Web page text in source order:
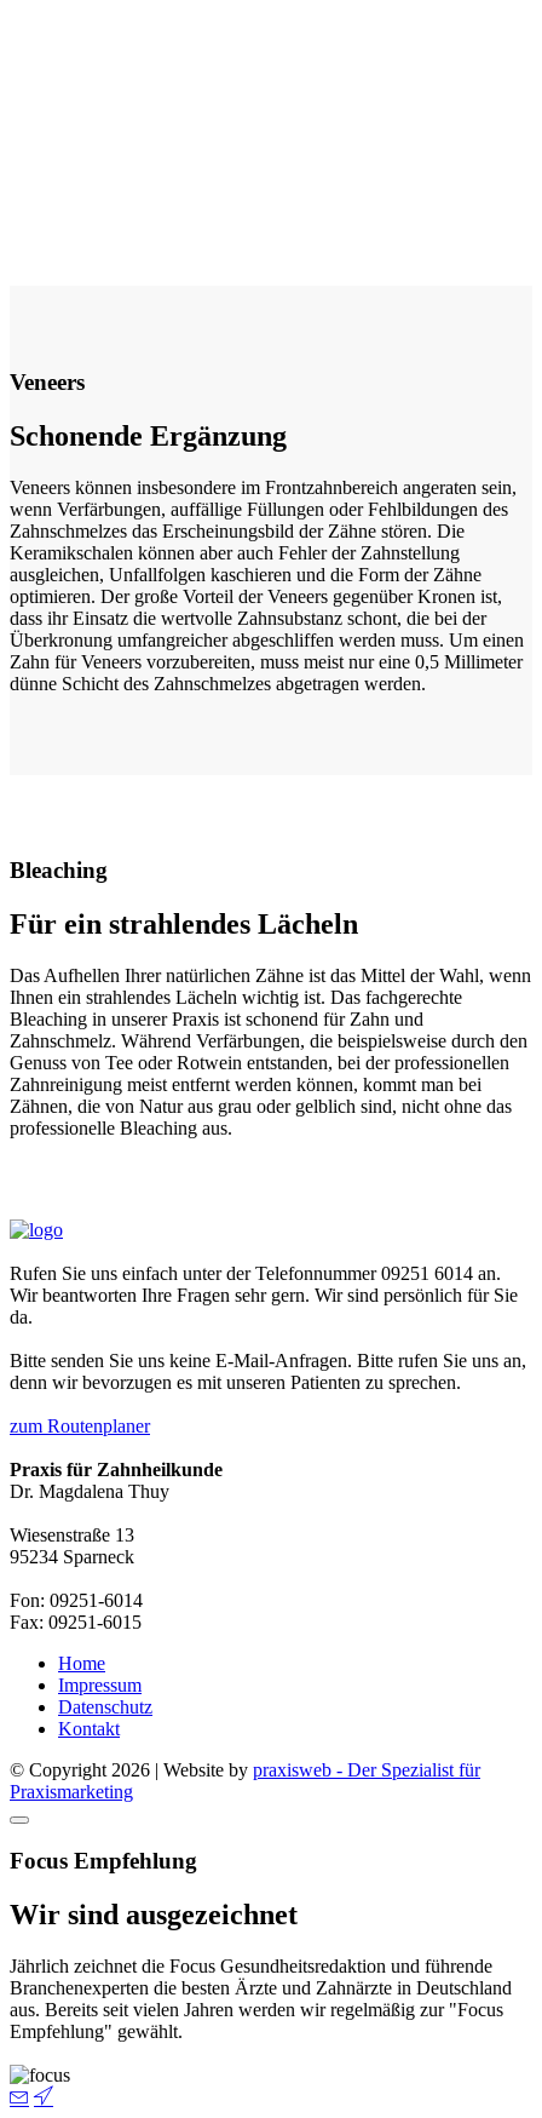
Veneers
Schonende Ergänzung
Veneers können insbesondere im Frontzahnbereich angeraten sein,
wenn Verfärbungen, auffällige Füllungen oder Fehlbildungen des
Zahnschmelzes das Erscheinungsbild der Zähne stören. Die
Keramikschalen können aber auch Fehler der Zahnstellung
ausgleichen, Unfallfolgen kaschieren und die Form der Zähne
optimieren. Der große Vorteil der Veneers gegenüber Kronen ist,
dass ihr Einsatz die wertvolle Zahnsubstanz schont, die bei der
Überkronung umfangreicher abgeschliffen werden muss. Um einen
Zahn für Veneers vorzubereiten, muss meist nur eine 0,5 Millimeter
dünne Schicht des Zahnschmelzes abgetragen werden.
Bleaching
Für ein strahlendes Lächeln
Das Aufhellen Ihrer natürlichen Zähne ist das Mittel der Wahl, wenn
Ihnen ein strahlendes Lächeln wichtig ist. Das fachgerechte
Bleaching in unserer Praxis ist schonend für Zahn und
Zahnschmelz. Während Verfärbungen, die beispielsweise durch den
Genuss von Tee oder Rotwein entstanden, bei der professionellen
Zahnreinigung meist entfernt werden können, kommt man bei
Zähnen, die von Natur aus grau oder gelblich sind, nicht ohne das
professionelle Bleaching aus.
Rufen Sie uns einfach unter der Telefonnummer 09251 6014 an.
Wir beantworten Ihre Fragen sehr gern. Wir sind persönlich für Sie
da.
Bitte senden Sie uns keine E-Mail-Anfragen. Bitte rufen Sie uns an,
denn wir bevorzugen es mit unseren Patienten zu sprechen.
zum Routenplaner
Praxis für Zahnheilkunde
Dr. Magdalena Thuy
Wiesenstraße 13
95234 Sparneck
Fon: 09251-6014
Fax: 09251-6015
Home
Impressum
Datenschutz
Kontakt
© Copyright 2026 | Website by praxisweb - Der Spezialist für
Praxismarketing
Focus Empfehlung
Wir sind ausgezeichnet
Jährlich zeichnet die Focus Gesundheitsredaktion und führende
Branchenexperten die besten Ärzte und Zahnärzte in Deutschland
aus. Bereits seit vielen Jahren werden wir regelmäßig zur "Focus
Empfehlung" gewählt.